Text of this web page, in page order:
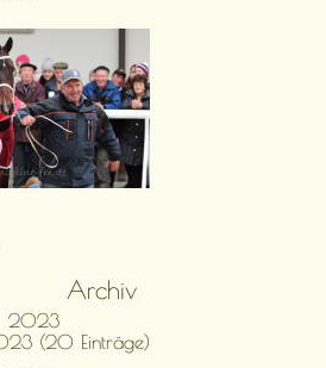
StationstestsArchiv
2023
(20 Einträge)